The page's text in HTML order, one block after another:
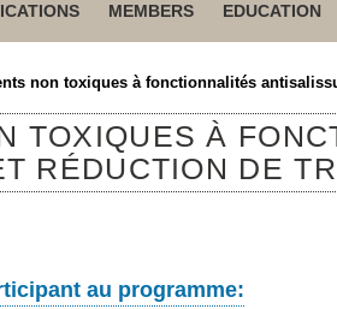
MEMBERS EDUCATION
non toxiques à fonctionnalités
TOXIQUES À
RÉDUCTION DE
au programme: